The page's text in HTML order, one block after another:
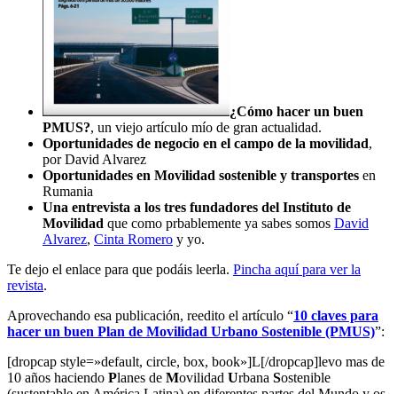
¿Cómo hacer un buen
PMUS?, un viejo artículo mío de gran actualidad.
Oportunidades de negocio en el campo de la movilidad,
por David Alvarez
Oportunidades en Movilidad sostenible y transportes en
Rumania
Una entrevista a los tres fundadores del Instituto de
Movilidad que como prbablemente ya sabes somos David
Alvarez, Cinta Romero y yo.
Te dejo el enlace para que podáis leerla. Pincha aquí para ver la
revista.
Aprovechando esa publicación, reedito el artículo “10 claves para
hacer un buen Plan de Movilidad Urbano Sostenible (PMUS)”:
[dropcap style=»default, circle, box, book»]L[/dropcap]levo mas de
10 años haciendo Planes de Movilidad Urbana Sostenible